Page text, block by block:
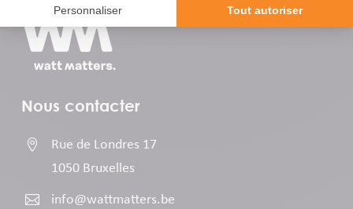
Nous contacter

Rue de Londres 17
1050 Bruxelles
 info@wattmatters.be